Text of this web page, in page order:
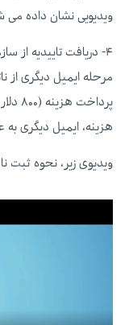
ویدیویی نشان داده می
۴- دریافت تاییدیه از
مرحله ایمیل دیگری از
هزینه، ایمیل دیگری به
ویدیوی زیر، نحوه ثبت